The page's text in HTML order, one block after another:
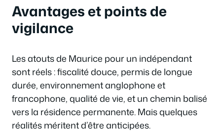
Avantages et points de
vigilance
Les atouts de Maurice pour un indépendant
sont réels : fiscalité douce, permis de longue
durée, environnement anglophone et
francophone, qualité de vie, et un chemin balisé
vers la résidence permanente. Mais quelques
réalités méritent d’être anticipées.